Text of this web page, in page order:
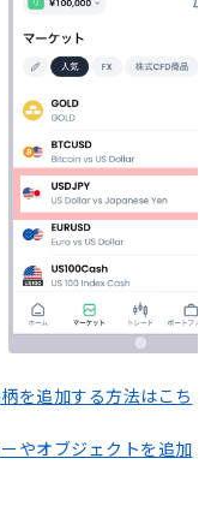
を追加する方法はこち
やオブジェクトを追加